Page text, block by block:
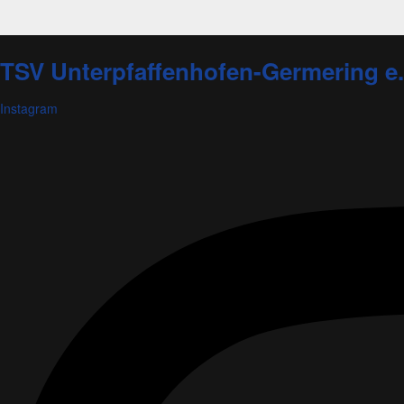
TSV Unterpfaffenhofen-Germering
Instagram